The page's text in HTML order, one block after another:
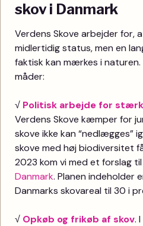
skov i Danmark
Verdens Skove arbejder for,
midlertidig status, men en
faktisk kan mærkes i
måder:
√ Politisk arbejde for
Verdens Skove kæmper for
skove ikke kan “nedlægges”
skove med høj biodiversitet
2023 kom vi med et forslag
Danmark. Planen indeholder
Danmarks skovareal til 30 i
√ Opkøb og frikøb af skov.